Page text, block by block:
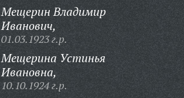
Мещерин Владимир
Иванович,
01.03.1923 г.р.
Мещерина Устинья
Ивановна,
10.10.1924 г.р.